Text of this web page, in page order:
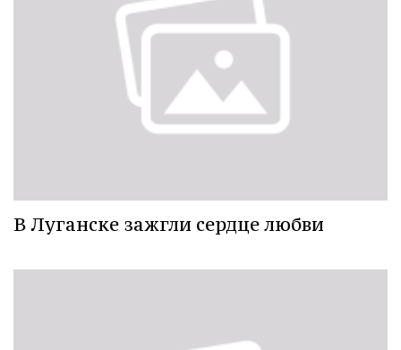
В Луганске зажгли сердце любви